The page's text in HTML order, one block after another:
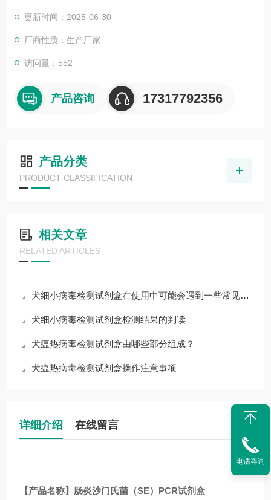
更新时间：2025-06-30
厂商性质：生产厂家
访问量：552
产品咨询 17317792356
产品分类
PRODUCT CLASSIFICATION
相关文章
RELATED ARTICLES
犬细小病毒检测试剂盒在使用中可能会遇到一些常见问题
犬细小病毒检测试剂盒检测结果的判读
犬瘟热病毒检测试剂盒由哪些部分组成？
犬瘟热病毒检测试剂盒操作注意事项
详细介绍 在线留言
【产品名称】肠炎沙门氏菌（SE）PCR试剂盒
电话咨询